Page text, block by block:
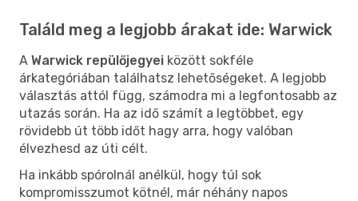
Találd meg a legjobb árakat ide: Warwick
A Warwick repülőjegyei között sokféle
árkategóriában találhatsz lehetőségeket. A legjobb
választás attól függ, számodra mi a legfontosabb az
utazás során. Ha az idő számít a legtöbbet, egy
rövidebb út több időt hagy arra, hogy valóban
élvezhesd az úti célt.
Ha inkább spórolnál anélkül, hogy túl sok
kompromisszumot kötnél, már néhány napos